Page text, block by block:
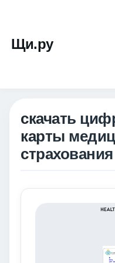
Щи.ру
скачать
карты